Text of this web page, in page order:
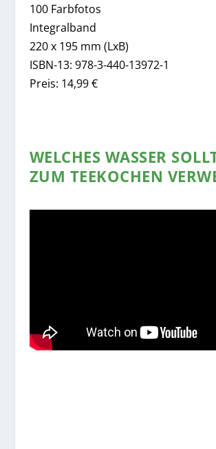
100 Farbfotos
Integralband
220 x 195 mm (LxB)
ISBN-13: 978-3-440-13972-1
Preis: 14,99 €
WELCHES WASSER
ZUM TEEKOCHEN